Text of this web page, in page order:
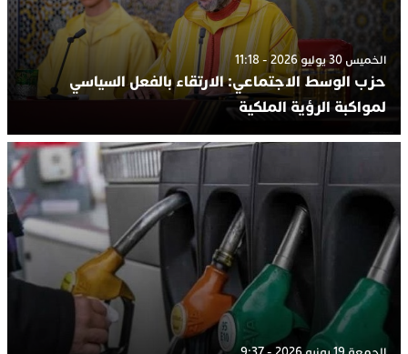
الخميس 30 يوليو 2026 - 11:18
حزب الوسط الاجتماعي: الارتقاء بالفعل السياسي
لمواكبة الرؤية الملكية